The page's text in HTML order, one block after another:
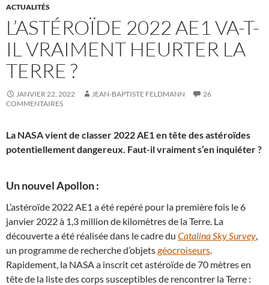
ACTUALITÉS
L’ASTÉROÏDE 2022 AE1 VA-T-
IL VRAIMENT HEURTER LA
TERRE ?
JANVIER 22, 2022 JEAN-BAPTISTE FELDMANN
26
COMMENTAIRES
La NASA vient de classer 2022 AE1 en tête des astéroïdes
potentiellement dangereux. Faut-il vraiment s’en inquiéter ?
Un nouvel Apollon :
L’astéroïde 2022 AE1 a été repéré pour la première fois le 6
janvier 2022 à 1,3 million de kilomètres de la Terre. La
découverte a été réalisée dans le cadre du Catalina Sky Survey,
un programme de recherche d’objetsgéocroiseurs.
Rapidement, la NASA a inscrit cet astéroïde de 70 mètres en
tête de la liste des corps susceptibles de rencontrer la Terre :